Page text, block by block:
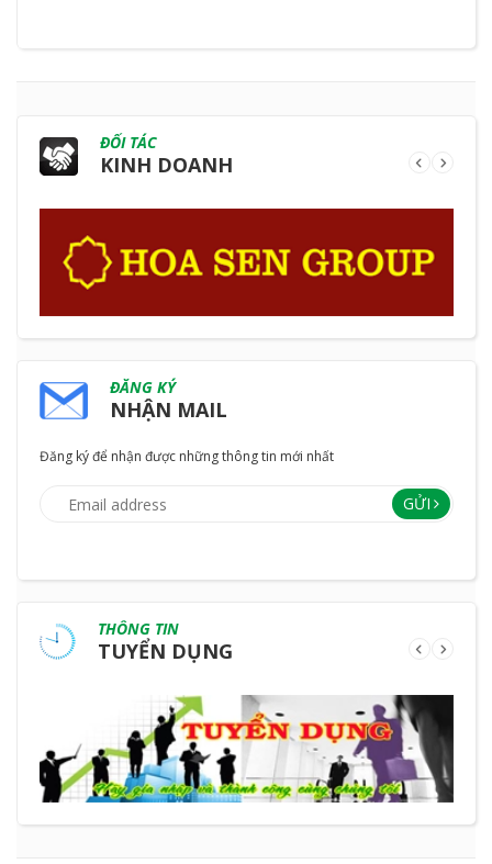
ĐỐI TÁC
KINH DOANH
ĐĂNG KÝ
NHẬN MAIL
Đăng ký để nhận được những thông tin mới nhất
GỬI
THÔNG TIN
TUYỂN DỤNG